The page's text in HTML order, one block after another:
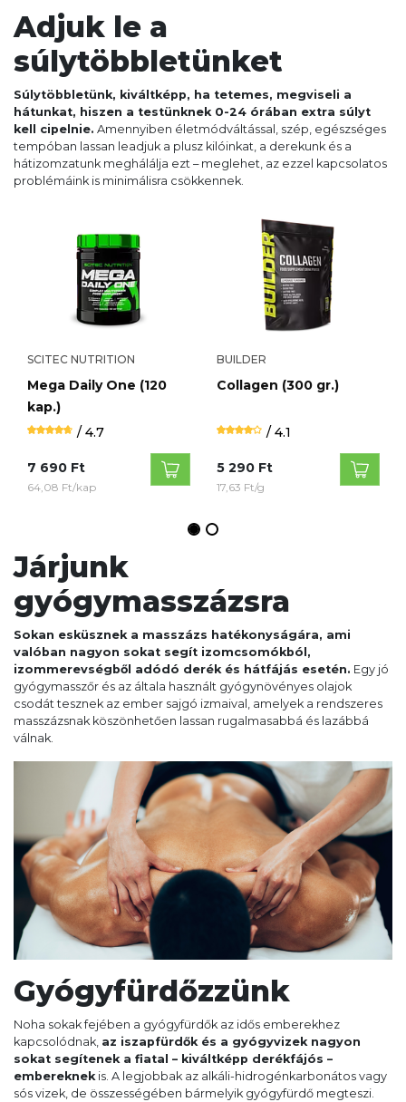
Adjuk le a
súlytöbbletünket
Súlytöbbletünk, kiváltképp, ha tetemes, megviseli a
hátunkat, hiszen a testünknek 0-24 órában extra súlyt
kell cipelnie. Amennyiben életmódváltással, szép, egészséges
tempóban lassan leadjuk a plusz kilóinkat, a derekunk és a
hátizomzatunk meghálálja ezt – meglehet, az ezzel kapcsolatos
problémáink is minimálisra csökkennek.
SCITEC NUTRITION
Mega Daily One (120
kap.)
/ 4.7
7 690 Ft
64,08 Ft/kap
BUILDER
Collagen (300 gr.)
/ 4.1
5 290 Ft
17,63 Ft/g
Járjunk
gyógymasszázsra
Sokan esküsznek a masszázs hatékonyságára, ami
valóban nagyon sokat segít izomcsomókból,
izommerevségből adódó derék és hátfájás esetén. Egy jó
gyógymasszőr és az általa használt gyógynövényes olajok
csodát tesznek az ember sajgó izmaival, amelyek a rendszeres
masszázsnak köszönhetően lassan rugalmasabbá és lazábbá
válnak.
Gyógyfürdőzzünk
Noha sokak fejében a gyógyfürdők az idős emberekhez
kapcsolódnak, az iszapfürdők és a gyógyvizek nagyon
sokat segítenek a fiatal – kiváltképp derékfájós –
embereknekis. A legjobbak az alkáli-hidrogénkarbonátos vagy
sós vizek, de összességében bármelyik gyógyfürdő megteszi.